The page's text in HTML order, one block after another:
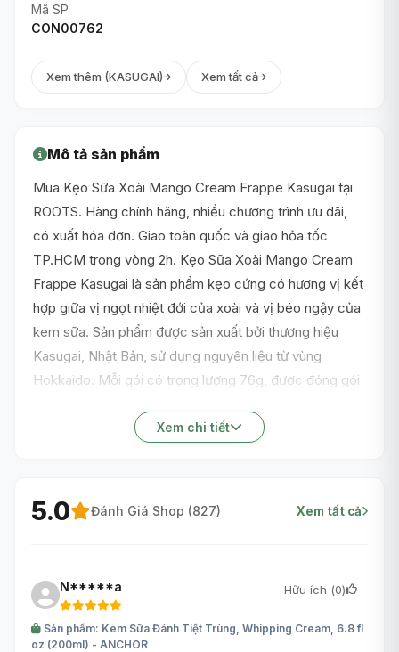
Mã SP
CON00762
Xem thêm (KASUGAI) Xem tất cả
Mô tả sản phẩm
Mua Kẹo Sữa Xoài Mango Cream Frappe Kasugai tại
ROOTS. Hàng chính hãng, nhiều chương trình ưu đãi,
có xuất hóa đơn. Giao toàn quốc và giao hỏa tốc
TP.HCM trong vòng 2h. Kẹo Sữa Xoài Mango Cream
Frappe Kasugai là sản phẩm kẹo cứng có hương vị kết
hợp giữa vị ngọt nhiệt đới của xoài và vị béo ngậy của
kem sữa. Sản phẩm được sản xuất bởi thương hiệu
Kasugai, Nhật Bản, sử dụng nguyên liệu từ vùng
Hokkaido. Mỗi gói có trọng lượng 76g, được đóng gói
Kẹo có kết cấu cứng, tan dần trong miệng để người
Xem chi tiết
5.0 Đánh Giá Shop (827) Xem tất cả
N*****a Hữu ích (0)
Sản phẩm: Kem Sữa Đánh Tiệt Trùng, Whipping Cream, 6.8 fl
oz (200ml) - ANCHOR